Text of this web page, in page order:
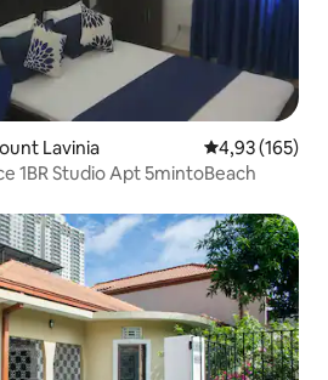
Lavinia Gemiddelde
4,93 (165)
1BR Studio Apt 5mintoBeach